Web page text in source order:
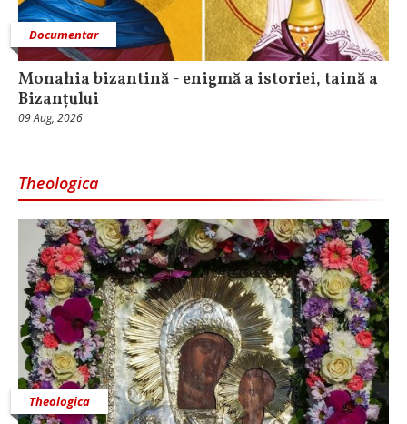
Documentar
Monahia bizantină - enigmă a istoriei, taină a
Bizanțului
09 Aug, 2026
Theologica
Theologica